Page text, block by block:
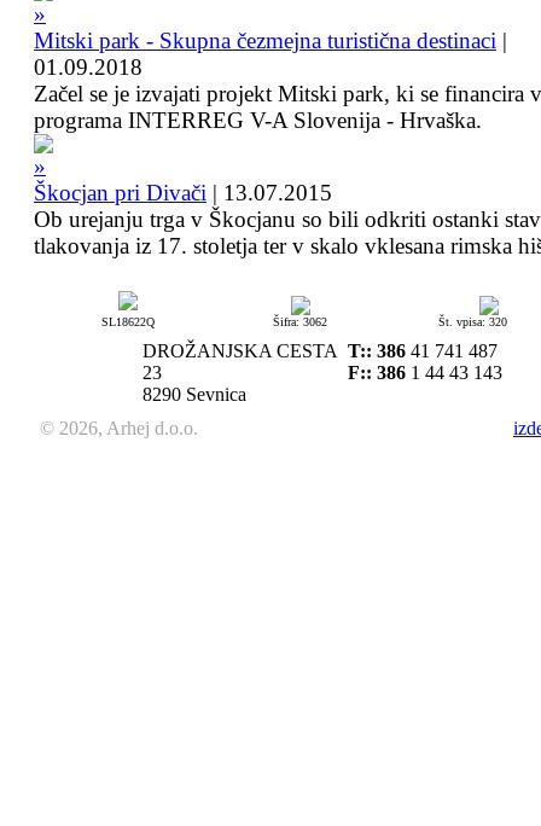
Mitski park - Skupna čezmejna turistična destinaci |
01.09.2018
Začel se je izvajati projekt Mitski park, ki se financira
programa INTERREG V-A Slovenija - Hrvaška.
Škocjan pri Divači | 13.07.2015
Ob urejanju trga v Škocjanu so bili odkriti ostanki
tlakovanja iz 17. stoletja ter v skalo vklesana rimska
SL18622Q Šifra: 3062 Št. vpisa: 320
DROŽANJSKA CESTA
23
8290 Sevnica
T:: 386 41 741 487
F:: 386 1 44 43 143
© 2026, Arhej d.o.o.